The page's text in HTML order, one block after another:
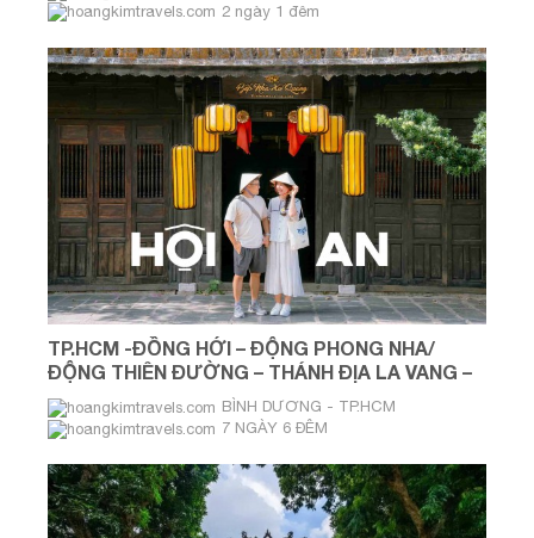
2 ngày 1 đêm
TP.HCM -ĐỒNG HỚI – ĐỘNG PHONG NHA/
ĐỘNG THIÊN ĐƯỜNG – THÁNH ĐỊA LA VANG –
ĐẠI NỘI – LĂNG VUA TỰ ĐỨC – HỘI AN – BÀ NÀ
HILL – BÁN ĐẢO SƠN TRÀ
BÌNH DƯƠNG - TP.HCM
7 NGÀY 6 ĐÊM